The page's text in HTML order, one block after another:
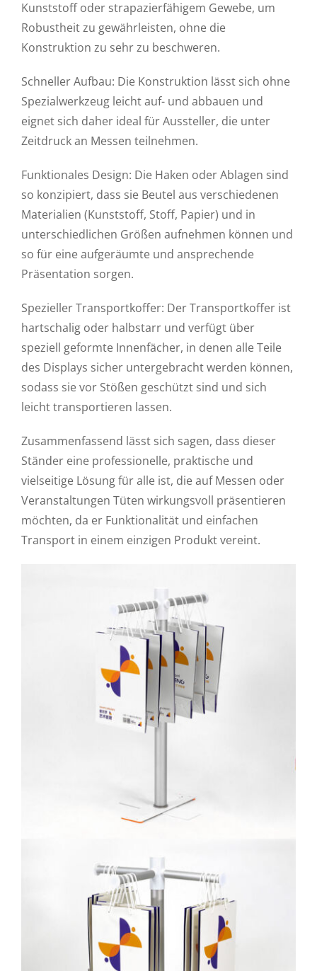
Kunststoff oder strapazierfähigem Gewebe, um
Robustheit zu gewährleisten, ohne die
Konstruktion zu sehr zu beschweren.
Schneller Aufbau: Die Konstruktion lässt sich ohne
Spezialwerkzeug leicht auf- und abbauen und
eignet sich daher ideal für Aussteller, die unter
Zeitdruck an Messen teilnehmen.
Funktionales Design: Die Haken oder Ablagen sind
so konzipiert, dass sie Beutel aus verschiedenen
Materialien (Kunststoff, Stoff, Papier) und in
unterschiedlichen Größen aufnehmen können und
so für eine aufgeräumte und ansprechende
Präsentation sorgen.
Spezieller Transportkoffer: Der Transportkoffer ist
hartschalig oder halbstarr und verfügt über
speziell geformte Innenfächer, in denen alle Teile
des Displays sicher untergebracht werden können,
sodass sie vor Stößen geschützt sind und sich
leicht transportieren lassen.
Zusammenfassend lässt sich sagen, dass dieser
Ständer eine professionelle, praktische und
vielseitige Lösung für alle ist, die auf Messen oder
Veranstaltungen Tüten wirkungsvoll präsentieren
möchten, da er Funktionalität und einfachen
Transport in einem einzigen Produkt vereint.